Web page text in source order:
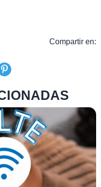
Compartir en: